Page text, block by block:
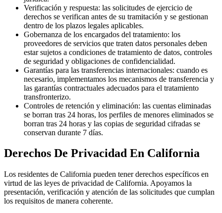
Verificación y respuesta: las solicitudes de ejercicio de
derechos se verifican antes de su tramitación y se gestionan
dentro de los plazos legales aplicables.
Gobernanza de los encargados del tratamiento: los
proveedores de servicios que traten datos personales deben
estar sujetos a condiciones de tratamiento de datos, controles
de seguridad y obligaciones de confidencialidad.
Garantías para las transferencias internacionales: cuando es
necesario, implementamos los mecanismos de transferencia y
las garantías contractuales adecuados para el tratamiento
transfronterizo.
Controles de retención y eliminación: las cuentas eliminadas
se borran tras 24 horas, los perfiles de menores eliminados se
borran tras 24 horas y las copias de seguridad cifradas se
conservan durante 7 días.
Derechos De Privacidad En California
Los residentes de California pueden tener derechos específicos en
virtud de las leyes de privacidad de California. Apoyamos la
presentación, verificación y atención de las solicitudes que cumplan
los requisitos de manera coherente.